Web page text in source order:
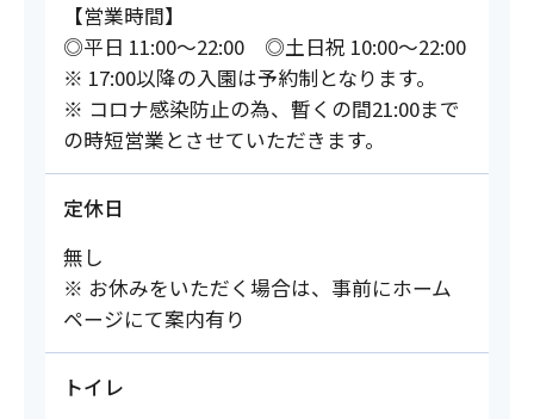
【営業時間】
◎平日 11:00～22:00 ◎土日祝 10:00～22:00
※ 17:00以降の入園は予約制となります。
※ コロナ感染防止の為、暫くの間21:00まで
の時短営業とさせていただきます。
定休日
無し
※ お休みをいただく場合は、事前にホーム
ページにて案内有り
トイレ